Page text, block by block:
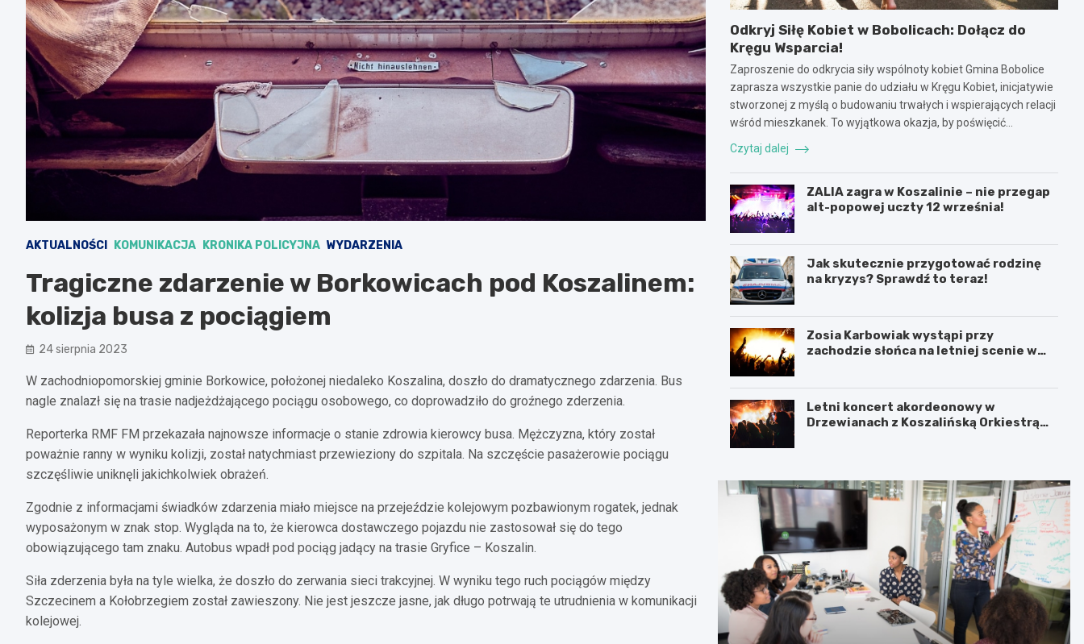
AKTUALNOŚCI KOMUNIKACJA KRONIKA POLICYJNA WYDARZENIA
Tragiczne zdarzenie w Borkowicach pod Koszalinem:
kolizja busa z pociągiem
24 sierpnia 2023
W zachodniopomorskiej gminie Borkowice, położonej niedaleko Koszalina, doszło do dramatycznego zdarzenia. Bus
nagle znalazł się na trasie nadjeżdżającego pociągu osobowego, co doprowadziło do groźnego zderzenia.
Reporterka RMF FM przekazała najnowsze informacje o stanie zdrowia kierowcy busa. Mężczyzna, który został
poważnie ranny w wyniku kolizji, został natychmiast przewieziony do szpitala. Na szczęście pasażerowie pociągu
szczęśliwie uniknęli jakichkolwiek obrażeń.
Zgodnie z informacjami świadków zdarzenia miało miejsce na przejeździe kolejowym pozbawionym rogatek, jednak
wyposażonym w znak stop. Wygląda na to, że kierowca dostawczego pojazdu nie zastosował się do tego
obowiązującego tam znaku. Autobus wpadł pod pociąg jadący na trasie Gryfice – Koszalin.
Siła zderzenia była na tyle wielka, że doszło do zerwania sieci trakcyjnej. W wyniku tego ruch pociągów między
Szczecinem a Kołobrzegiem został zawieszony. Nie jest jeszcze jasne, jak długo potrwają te utrudnienia w komunikacji
kolejowej.
Odkryj Siłę Kobiet w Bobolicach: Dołącz do
Kręgu Wsparcia!
Zaproszenie do odkrycia siły wspólnoty kobiet Gmina Bobolice
zaprasza wszystkie panie do udziału w Kręgu Kobiet, inicjatywie
stworzonej z myślą o budowaniu trwałych i wspierających relacji
wśród mieszkanek. To wyjątkowa okazja, by poświęcić…
Czytaj dalej
ZALIA zagra w Koszalinie – nie przegap
alt-popowej uczty 12 września!
Jak skutecznie przygotować rodzinę
na kryzys? Sprawdź to teraz!
Zosia Karbowiak wystąpi przy
zachodzie słońca na letniej scenie w
Letni koncert akordeonowy w
Drzewianach z Koszalińską Orkiestrą